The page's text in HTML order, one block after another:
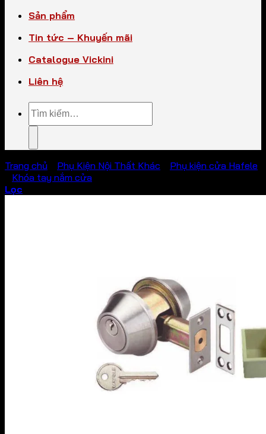
Sản phẩm
Tin tức – Khuyến mãi
Catalogue Vickini
Liên hệ
Tìm
kiếm:
Trang chủ Phụ Kiện Nội Thất Khác
Phụ kiện cửa Hafele
Khóa tay nắm cửa
Lọc